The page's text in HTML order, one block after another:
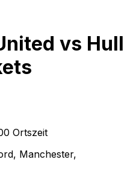
vs Hull
Ortszeit
, Manchester,